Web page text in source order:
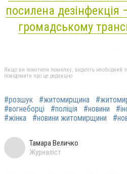
посилена дезінфекція
громадському
Якщо ви помітили помилку, виділіть необхідний
повідомити про це редакцію
#розшук #житомирщина
#вогнеборці
#поліція #новини
#жінка
#новини житомирщини
Тамара Величко
Журналіст